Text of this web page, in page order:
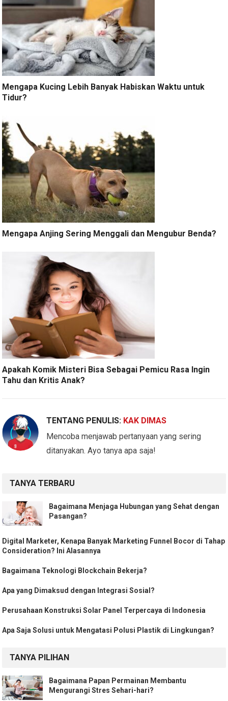
Mengapa Kucing Lebih Banyak Habiskan Waktu untuk
Tidur?
Mengapa Anjing Sering Menggali dan Mengubur Benda?
Apakah Komik Misteri Bisa Sebagai Pemicu Rasa Ingin
Tahu dan Kritis Anak?
TENTANG PENULIS: KAK DIMAS
Mencoba menjawab pertanyaan yang sering
ditanyakan. Ayo tanya apa saja!
TANYA TERBARU
Bagaimana Menjaga Hubungan yang Sehat dengan
Pasangan?
Digital Marketer, Kenapa Banyak Marketing Funnel Bocor di Tahap
Consideration? Ini Alasannya
Bagaimana Teknologi Blockchain Bekerja?
Apa yang Dimaksud dengan Integrasi Sosial?
Perusahaan Konstruksi Solar Panel Terpercaya di Indonesia
Apa Saja Solusi untuk Mengatasi Polusi Plastik di Lingkungan?
TANYA PILIHAN
Bagaimana Papan Permainan Membantu
Mengurangi Stres Sehari-hari?